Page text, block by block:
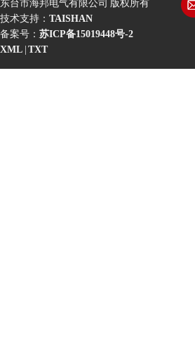
东台市海邦电气有限公司 版权所有
技术支持： TAISHAN
备案号： 苏ICP备15019448号-2
XML TXT